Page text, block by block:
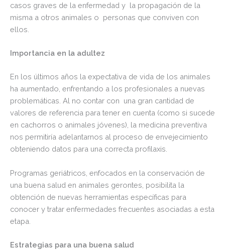
casos graves de la enfermedad y la propagación de la
misma a otros animales o personas que conviven con
ellos.
Importancia en la adultez
En los últimos años la expectativa de vida de los animales
ha aumentado, enfrentando a los profesionales a nuevas
problemáticas. Al no contar con una gran cantidad de
valores de referencia para tener en cuenta (como si sucede
en cachorros o animales jóvenes), la medicina preventiva
nos permitiría adelantarnos al proceso de envejecimiento
obteniendo datos para una correcta profilaxis.
Programas geriátricos, enfocados en la conservación de
una buena salud en animales gerontes, posibilita la
obtención de nuevas herramientas específicas para
conocer y tratar enfermedades frecuentes asociadas a esta
etapa.
Estrategias para una buena salud